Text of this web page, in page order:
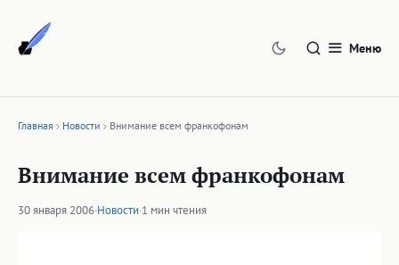
содержимому
Меню
Главная Новости Внимание всем франкофонам
Внимание всем франкофонам
30 января 2006·Новости·1 мин чтения